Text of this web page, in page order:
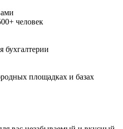
человек
бухгалтерии
площадках и базах